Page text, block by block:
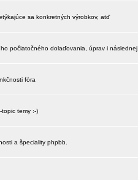
sa konkretných výrobkov, atď
počiatočného dolaďovania, úprav i
fóra
temy :-)
a špeciality phpbb.